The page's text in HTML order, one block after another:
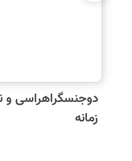
دوجنسگراهراسی و
زمانه